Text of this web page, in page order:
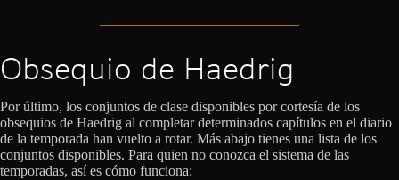
Obsequio de Haedrig
Por último, los conjuntos de clase disponibles por cortesía de los
obsequios de Haedrig al completar determinados capítulos en el diario
de la temporada han vuelto a rotar. Más abajo tienes una lista de los
conjuntos disponibles. Para quien no conozca el sistema de las
temporadas, así es cómo funciona: